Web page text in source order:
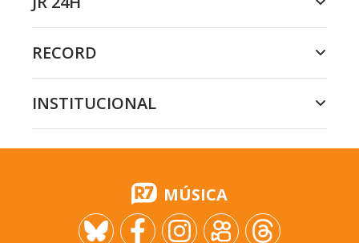
RECORD
INSTITUCIONAL
MÚSICA